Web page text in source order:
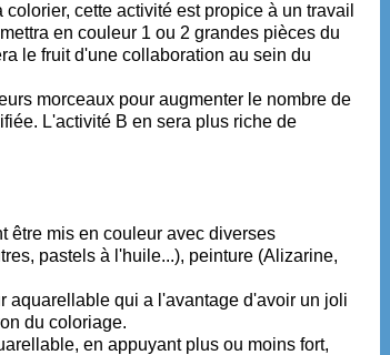
cette activité est propice à un travail
en couleur 1 ou 2 grandes pièces du
le fruit d'une collaboration au sein du
morceaux pour augmenter le nombre de
L'activité B en sera plus riche de
être mis en couleur avec diverses
pastels à l'huile...), peinture (Alizarine,
aquarellable qui a l'avantage d'avoir un joli
du coloriage.
en appuyant plus ou moins fort,